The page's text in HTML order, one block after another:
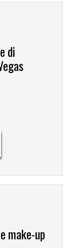
di
make-up